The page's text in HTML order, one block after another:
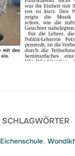
SCHLAGWÖRTER
Eichenschule,